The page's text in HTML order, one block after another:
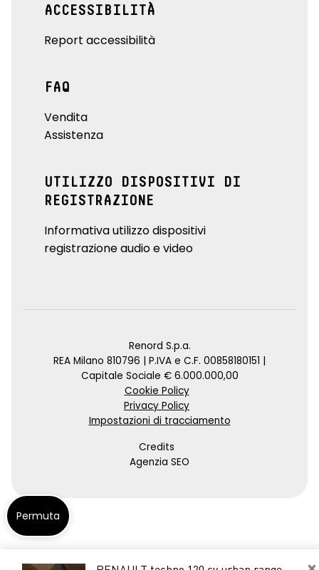
ACCESSIBILITÀ
Report accessibilità
FAQ
Vendita
Assistenza
UTILIZZO DISPOSITIVI DI
REGISTRAZIONE
Informativa utilizzo dispositivi
registrazione audio e video
Renord S.p.a.
REA Milano 810796 | P.IVA e C.F. 00858180151 |
Capitale Sociale € 6.000.000,00
Cookie Policy
Privacy Policy
Impostazioni di tracciamento
Credits
Agenzia SEO
Permuta